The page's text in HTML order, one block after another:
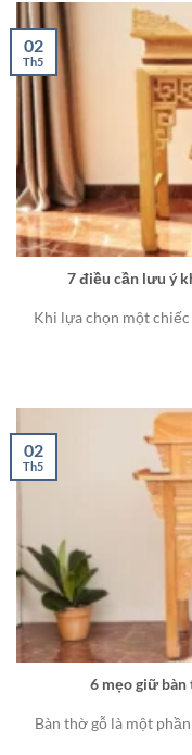
7 điều cần lưu ý
Khi lựa chọn một
02
Th5
6 mẹo giữ
Bàn thờ gỗ là một
02
Th5